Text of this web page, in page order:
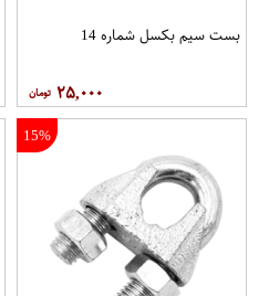
بست سیم بکسل شماره 14
۲۵,۰۰۰
15%